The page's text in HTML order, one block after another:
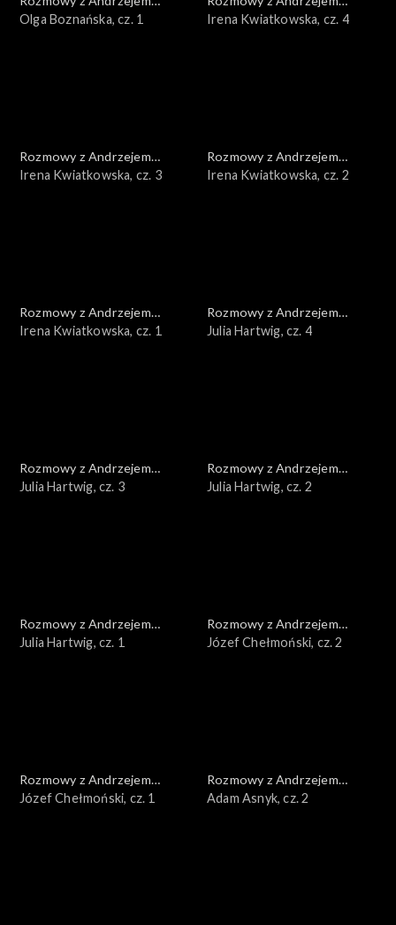
Doboszem
Olga Boznańska, cz. 1
Doboszem
Irena Kwiatkowska, cz. 4
Rozmowy z Andrzejem
Doboszem
Irena Kwiatkowska, cz. 3
Rozmowy z Andrzejem
Doboszem
Irena Kwiatkowska, cz. 2
Rozmowy z Andrzejem
Doboszem
Irena Kwiatkowska, cz. 1
Rozmowy z Andrzejem
Doboszem
Julia Hartwig, cz. 4
Rozmowy z Andrzejem
Doboszem
Julia Hartwig, cz. 3
Rozmowy z Andrzejem
Doboszem
Julia Hartwig, cz. 2
Rozmowy z Andrzejem
Doboszem
Julia Hartwig, cz. 1
Rozmowy z Andrzejem
Doboszem
Józef Chełmoński, cz. 2
Rozmowy z Andrzejem
Doboszem
Józef Chełmoński, cz. 1
Rozmowy z Andrzejem
Doboszem
Adam Asnyk, cz. 2